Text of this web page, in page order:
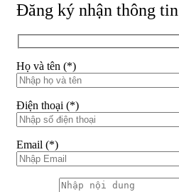
Đăng ký nhận thông tin
Họ và tên (*)
Điện thoại (*)
Email (*)